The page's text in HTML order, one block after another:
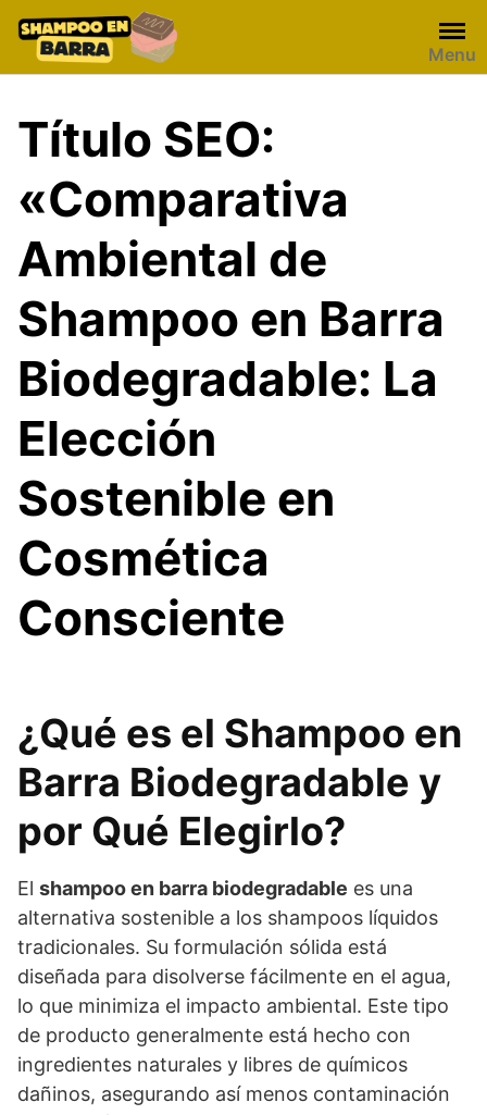
content
Menu
Título SEO:
«Comparativa
Ambiental de
Shampoo en Barra
Biodegradable: La
Elección
Sostenible en
Cosmética
Consciente
¿Qué es el Shampoo en
Barra Biodegradable y
por Qué Elegirlo?
El shampoo en barra biodegradable es una
alternativa sostenible a los shampoos líquidos
tradicionales. Su formulación sólida está
diseñada para disolverse fácilmente en el agua,
lo que minimiza el impacto ambiental. Este tipo
de producto generalmente está hecho con
ingredientes naturales y libres de químicos
dañinos, asegurando así menos contaminación